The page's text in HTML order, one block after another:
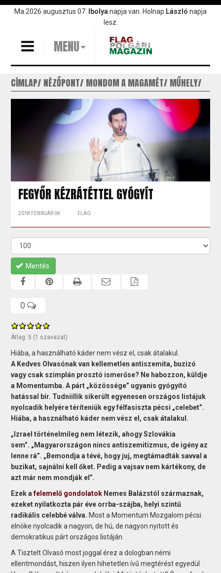
UgrásMa 2026 augusztus 07. Ibolya napja van. Holnap László napja
lesz.
MENU
CÍMLAP NÉZŐPONT MONDOM A MAGAMÉT MŰHELY
FEGYŐR KÉZRÁTÉTTEL GYÓGYÍT
2018 FEBRUÁR 04. FLAG
Mentés
0
Átlag: 5 (1 szavazat)
Hiába, a használható káder nem vész el, csak átalakul.
A Kedves Olvasónak van kellemetlen antiszemita, buzizó
vagy csak szimplán prosztó ismerőse? Ne habozzon, küldje
a Momentumba. A párt „közössége” ugyanis gyógyító
hatással bír. Tudniillik sikerült egyenesen országos listájuk
nyolcadik helyére téríteniük egy félfasiszta pécsi „celebet”.
Hiába, a használható káder nem vész el, csak átalakul.
„Izrael történelmileg nem létezik, ahogy Szlovákia
sem”. „Magyarországon nincs antiszemitizmus, de igény az
lenne rá”. „Bemondja a tévé, hogy juj, megtámadták savval a
buzikat, sajnálni kell őket. Pedig a vajsav nem kártékony, de
azt már nem mondják el”.
Ezek afelemelő gondolatok Nemes Balázstól származnak,
ezeket nyilatkozta pár éve orrba-szájba, helyi szintű
radikális celebbé válva. Most a Momentum Mozgalom pécsi
elnöke nyolcadik a nagyon, de hú, de nagyon nyitott és
demokratikus párt országos listáján.
A Tisztelt Olvasó most joggal érez a dologban némi
ellentmondást, hiszen ilyen hihetetlen ívű megtérést egyedül